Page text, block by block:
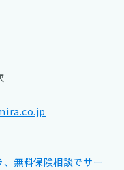
無料保険相談でサー